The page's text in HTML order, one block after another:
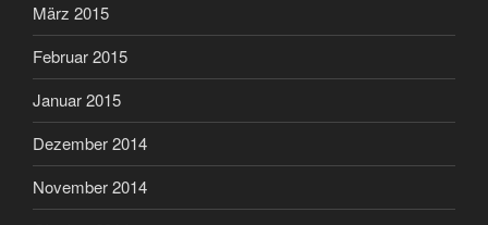
März 2015
Februar 2015
Januar 2015
Dezember 2014
November 2014